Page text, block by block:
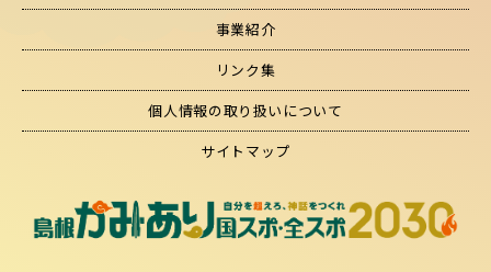
事業紹介
リンク集
個人情報の取り扱いについて
サイトマップ